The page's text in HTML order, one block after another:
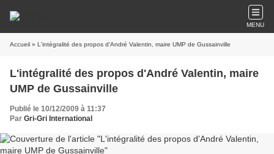
MENU
Accueil » L'intégralité des propos d'André Valentin, maire UMP de Gussainville
L'intégralité des propos d'André Valentin, maire
UMP de Gussainville
Publié le 10/12/2009 à 11:37
Par Gri-Gri International